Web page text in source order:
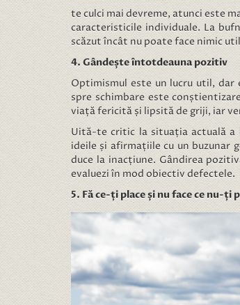
te culci mai devreme, atunci este
caracteristicile individuale. La
scăzut încât nu poate face nimic
4. Gândește întotdeauna pozitiv
Optimismul este un lucru util,
spre schimbare este
viață fericită și lipsită de griji, iar
Uită-te critic la situația actuală a
ideile și afirmațiile cu un
duce la inacțiune. Gândirea
evaluezi în mod obiectiv defectele.
5. Fă ce-ți place și nu face ce nu-ți